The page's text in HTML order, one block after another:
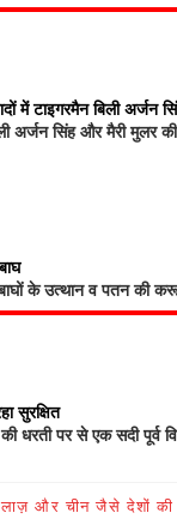
में टाइगरमैन बिली अर्जन
अर्जन सिंह और मैरी मुलर
के उत्थान व पतन की
सुरक्षित
धरती पर से एक सदी पूर्व
इलाज़ और चीन जैसे देशों